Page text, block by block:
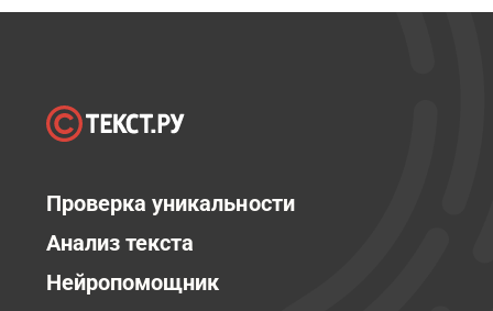
Проверка уникальности
Анализ текста
Нейропомощник